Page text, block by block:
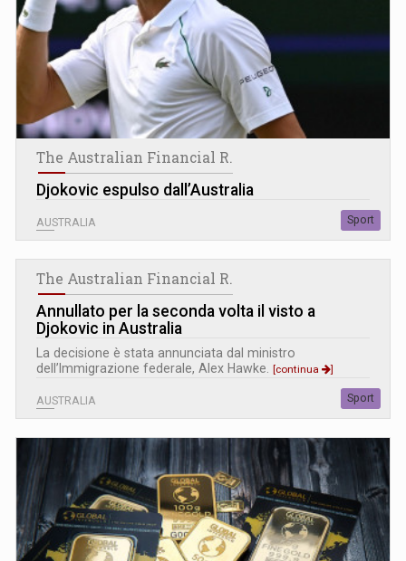
The Australian Financial R.
Djokovic espulso dall’Australia
AUSTRALIA Sport
The Australian Financial R.
Annullato per la seconda volta il visto a
Djokovic in Australia
La decisione è stata annunciata dal ministro
dell’Immigrazione federale, Alex Hawke.
[continua ]
AUSTRALIA Sport